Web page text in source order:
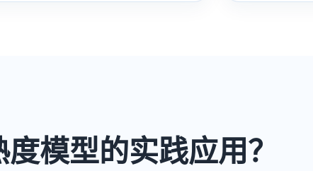
模型的实践应用？